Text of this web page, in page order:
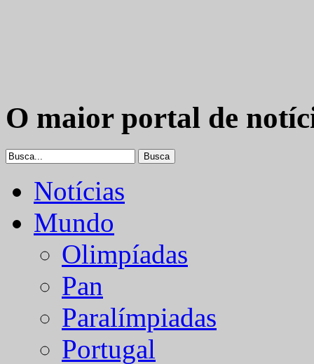
O maior portal de
Notícias
Mundo
Olimpíadas
Pan
Paralímpiadas
Portugal